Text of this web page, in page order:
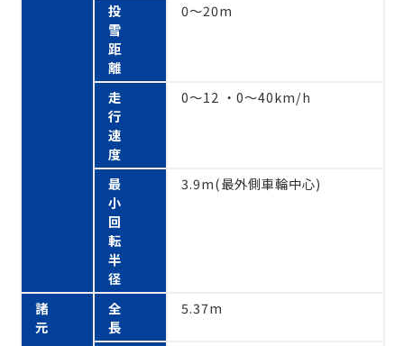
投
雪
距
離
0～20m
走
行
速
度
0～12 ・0～40km/h
最
小
回
転
半
径
3.9m(最外側車輪中心)
諸
元
全
長
5.37m